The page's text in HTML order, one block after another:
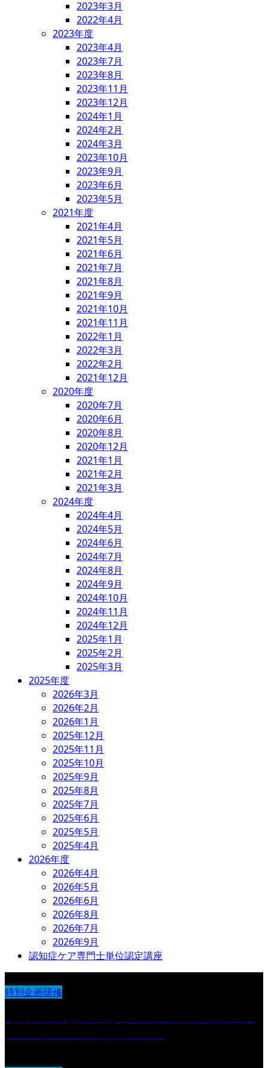
2023年3月
2022年4月
2023年度
2023年4月
2023年7月
2023年8月
2023年11月
2023年12月
2024年1月
2024年2月
2024年3月
2023年10月
2023年9月
2023年6月
2023年5月
2021年度
2021年4月
2021年5月
2021年6月
2021年7月
2021年8月
2021年9月
2021年10月
2021年11月
2022年1月
2022年3月
2022年2月
2021年12月
2020年度
2020年7月
2020年6月
2020年8月
2020年12月
2021年1月
2021年2月
2021年3月
2024年度
2024年4月
2024年5月
2024年6月
2024年7月
2024年8月
2024年9月
2024年10月
2024年11月
2024年12月
2025年1月
2025年2月
2025年3月
2025年度
2026年3月
2026年2月
2026年1月
2025年12月
2025年11月
2025年10月
2025年9月
2025年8月
2025年7月
2025年6月
2025年5月
2025年4月
2026年度
2026年4月
2026年5月
2026年6月
2026年8月
2026年7月
2026年9月
認知症ケア専門士単位認定講座
特別企画研修